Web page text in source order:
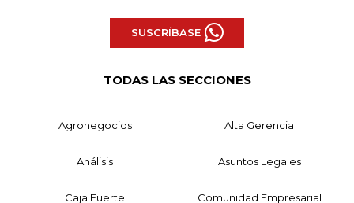
SUSCRÍBASE
TODAS LAS SECCIONES
Agronegocios Alta Gerencia
Análisis Asuntos Legales
Caja Fuerte Comunidad Empresarial